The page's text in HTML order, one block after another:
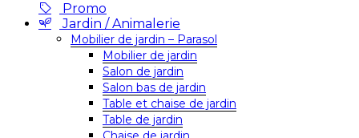
Promo
Jardin / Animalerie
Mobilier de jardin – Parasol
Mobilier de jardin
Salon de jardin
Salon bas de jardin
Table et chaise de jardin
Table de jardin